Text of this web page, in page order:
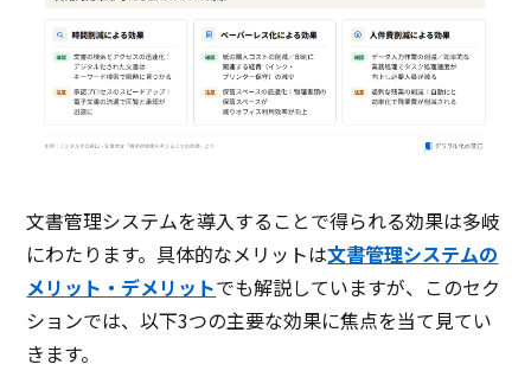
文書管理システムを導入することで得られる効果は多岐
にわたります。具体的なメリットは文書管理システムの
メリット・デメリットでも解説していますが、このセク
ションでは、以下3つの主要な効果に焦点を当て見てい
きます。